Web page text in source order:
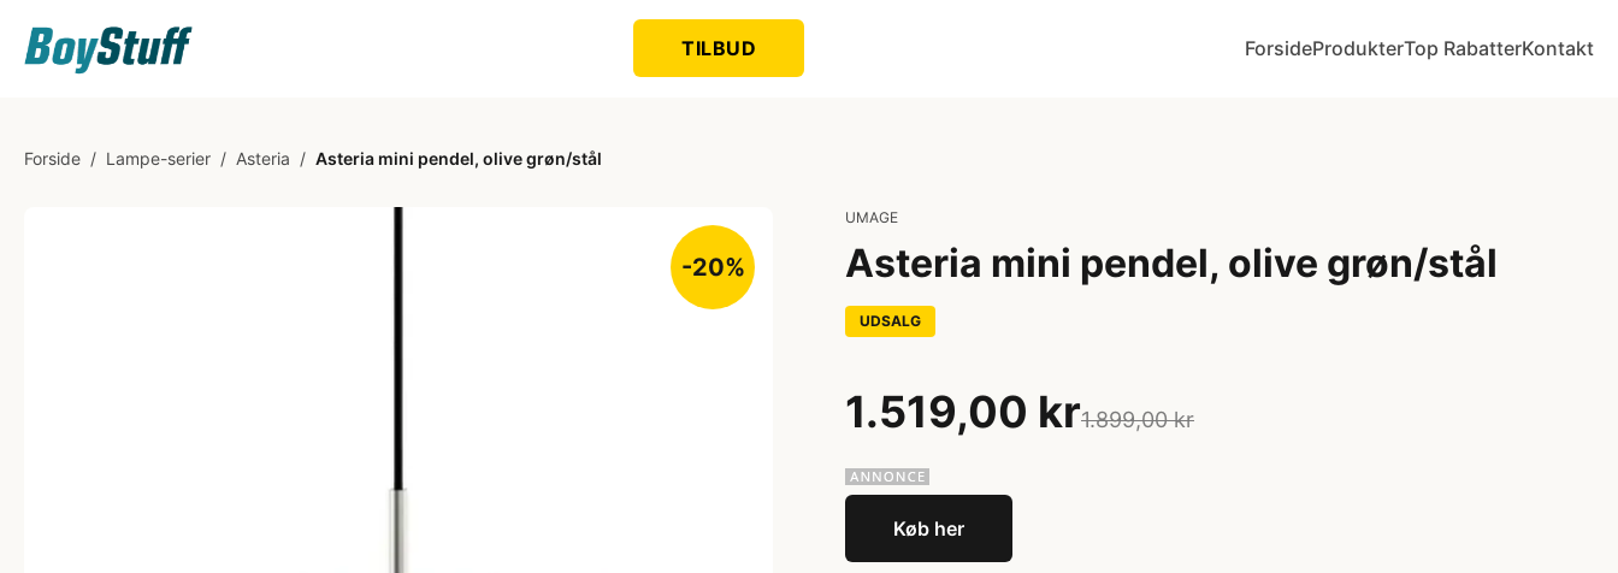
TILBUD ForsideProdukterTop RabatterKontakt
Forside / Lampe-serier / Asteria / Asteria mini pendel, olive grøn/stål
-20%
UMAGE
Asteria mini pendel, olive grøn/stål
UDSALG
1.519,00 kr1.899,00 kr
Køb her